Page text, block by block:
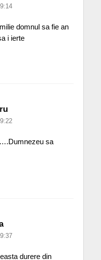
domnul sa fie an
i ierte
sa
durere din